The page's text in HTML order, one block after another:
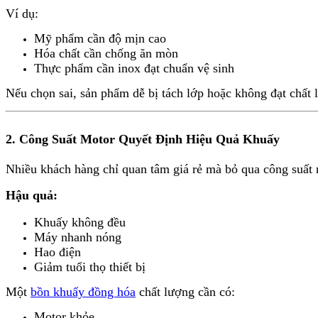
Ví dụ:
Mỹ phẩm cần độ mịn cao
Hóa chất cần chống ăn mòn
Thực phẩm cần inox đạt chuẩn vệ sinh
Nếu chọn sai, sản phẩm dễ bị tách lớp hoặc không đạt chất
2. Công Suất Motor Quyết Định Hiệu Quả Khuấy
Nhiều khách hàng chỉ quan tâm giá rẻ mà bỏ qua công suất
Hậu quả:
Khuấy không đều
Máy nhanh nóng
Hao điện
Giảm tuổi thọ thiết bị
Một bồn khuấy đồng hóa chất lượng cần có: